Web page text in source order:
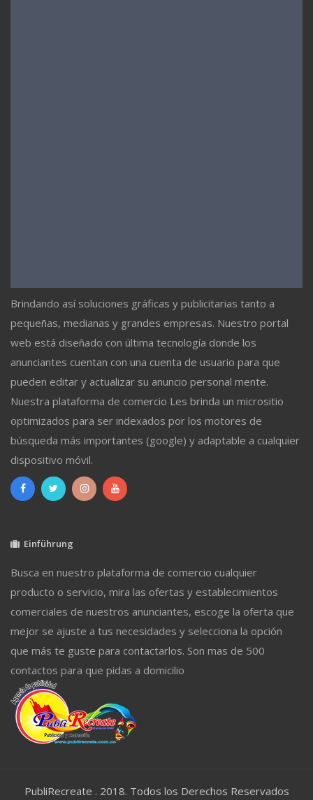
Brindando así soluciones gráficas y publicitarias tanto a
pequeñas, medianas y grandes empresas. Nuestro portal
web está diseñado con última tecnología donde los
anunciantes cuentan con una cuenta de usuario para que
pueden editar y actualizar su anuncio personal mente.
Nuestra plataforma de comercio Les brinda un micrositio
optimizados para ser indexados por los motores de
búsqueda más importantes (google) y adaptable a cualquier
dispositivo móvil.
Einführung
Busca en nuestro plataforma de comercio cualquier
producto o servicio, mira las ofertas y establecimientos
comerciales de nuestros anunciantes, escoge la oferta que
mejor se ajuste a tus necesidades y selecciona la opción
que más te guste para contactarlos. Son mas de 500
contactos para que pidas a domicilio
PubliRecreate . 2018. Todos los Derechos Reservados